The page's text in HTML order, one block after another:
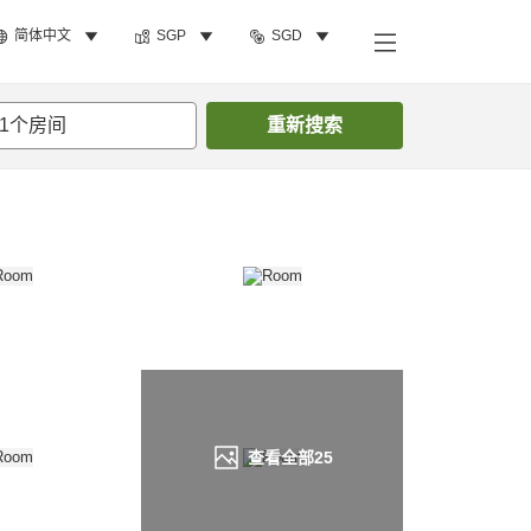
简体中文 SGP SGD
1个房间 重新搜索
查看全部25
搜索客房